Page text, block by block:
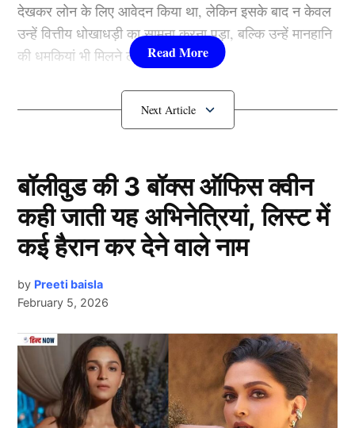
देखकर लोन के लिए आवेदन किया था, लेकिन इसके बाद न केवल
उन्हें वित्तीय धोखाधड़ी का सामना करना पड़ा, बल्कि उन्हें मानहानि
की धमकियां भी मिलने लगीं.
लोन के जाल में फंसी Woman
Personal Loan
मामले की पीड़िता, जो जोगेश्वरी पश्चिम के क्रांति नगर इलाके के
सुल्तानाबाद चॉल में अपने परिवार के साथ रहती है, ने इंस्टाग्राम
Next Article
बॉलीवुड की 3 बॉक्स ऑफिस क्वीन
कही जाती यह अभिनेत्रियां, लिस्ट में
कई हैरान कर देने वाले नाम
by Preeti baisla
February 5, 2026